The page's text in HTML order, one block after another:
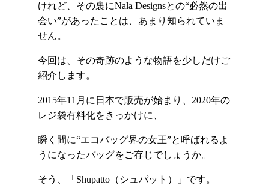
けれど、その裏にNala Designsとの“必然の出
会い”があったことは、あまり知られていま
せん。
今回は、その奇跡のような物語を少しだけご
紹介します。
2015年11月に日本で販売が始まり、2020年の
レジ袋有料化をきっかけに、
瞬く間に“エコバッグ界の女王”と呼ばれるよ
うになったバッグをご存じでしょうか。
そう、「Shupatto（シュパット）」です。